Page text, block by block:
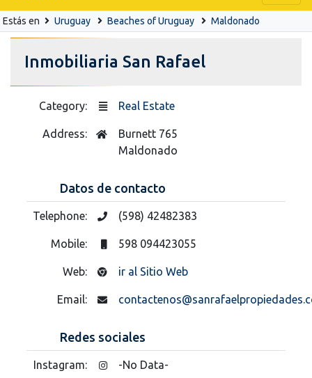
Estás en Uruguay Beaches of Uruguay Maldonado
Inmobiliaria San Rafael
Category: Real Estate
Address:
Burnett 765
Maldonado
Datos de contacto
Telephone: (598) 42482383
Mobile: 598 094423055
Web: ir al Sitio Web
Email:
Redes sociales
Instagram: -No Data-